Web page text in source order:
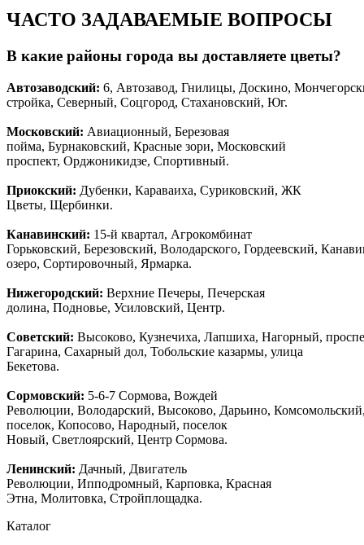
ЧАСТО ЗАДАВАЕМЫЕ ВОПРОСЫ
В какие районы города вы доставляете цветы?
Автозаводский: 6, Автозавод, Гнилицы, Доскино,
стройка, Северный, Соцгород, Стахановский, Юг.
Московский: Авиационный, Березовая
пойма, Бурнаковский, Красные зори, Московский
проспект, Орджоникидзе, Спортивный.
Приокский: Дубенки, Караваиха, Суриковский, ЖК
Цветы, Щербинки.
Канавинский: 15-й квартал, Агрокомбинат
Горьковский, Березовский, Володарского, Гордеевский,
озеро, Сортировочный, Ярмарка.
Нижегородский: Верхние Печеры, Печерская
долина, Подновье, Усиловский, Центр.
Советский: Высоково, Кузнечиха, Лапшиха, Нагорный,
Гагарина, Сахарный дол, Тобольские казармы, улица
Бекетова.
Сормовский: 5-6-7 Сормова, Вождей
Революции, Володарский, Высоково, Дарьино,
поселок, Копосово, Народный, поселок
Новый, Светлоярский, Центр Сормова.
Ленинский: Дачный, Двигатель
Революции, Ипподромный, Карповка, Красная
Этна, Молитовка, Стройплощадка.
Каталог